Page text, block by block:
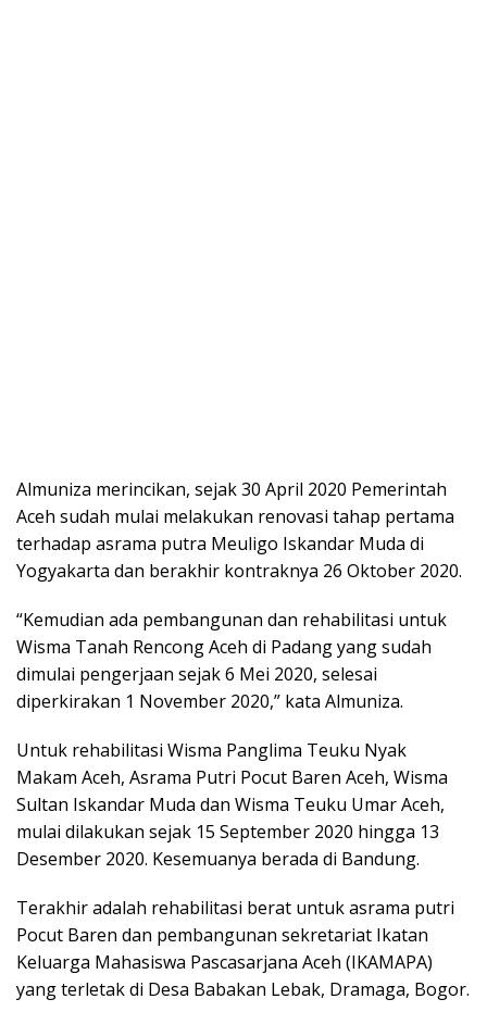
Almuniza merincikan, sejak 30 April 2020 Pemerintah
Aceh sudah mulai melakukan renovasi tahap pertama
terhadap asrama putra Meuligo Iskandar Muda di
Yogyakarta dan berakhir kontraknya 26 Oktober 2020.
“Kemudian ada pembangunan dan rehabilitasi untuk
Wisma Tanah Rencong Aceh di Padang yang sudah
dimulai pengerjaan sejak 6 Mei 2020, selesai
diperkirakan 1 November 2020,” kata Almuniza.
Untuk rehabilitasi Wisma Panglima Teuku Nyak
Makam Aceh, Asrama Putri Pocut Baren Aceh, Wisma
Sultan Iskandar Muda dan Wisma Teuku Umar Aceh,
mulai dilakukan sejak 15 September 2020 hingga 13
Desember 2020. Kesemuanya berada di Bandung.
Terakhir adalah rehabilitasi berat untuk asrama putri
Pocut Baren dan pembangunan sekretariat Ikatan
Keluarga Mahasiswa Pascasarjana Aceh (IKAMAPA)
yang terletak di Desa Babakan Lebak, Dramaga, Bogor.